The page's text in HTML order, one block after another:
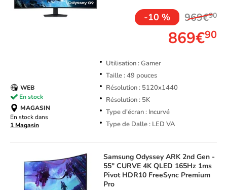
-10 % 969€90
869€90
Utilisation : Gamer
Taille : 49 pouces
Résolution : 5120x1440
Résolution : 5K
Type d'écran : Incurvé
Type de Dalle : LED VA
WEB
En stock
MAGASIN
En stock dans
1 Magasin
Samsung Odyssey ARK 2nd Gen -
55" CURVE 4K QLED 165Hz 1ms
Pivot HDR10 FreeSync Premium
Pro